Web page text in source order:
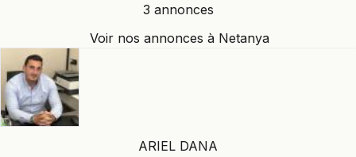
3 annonces
Voir nos annonces à Netanya
ARIEL DANA